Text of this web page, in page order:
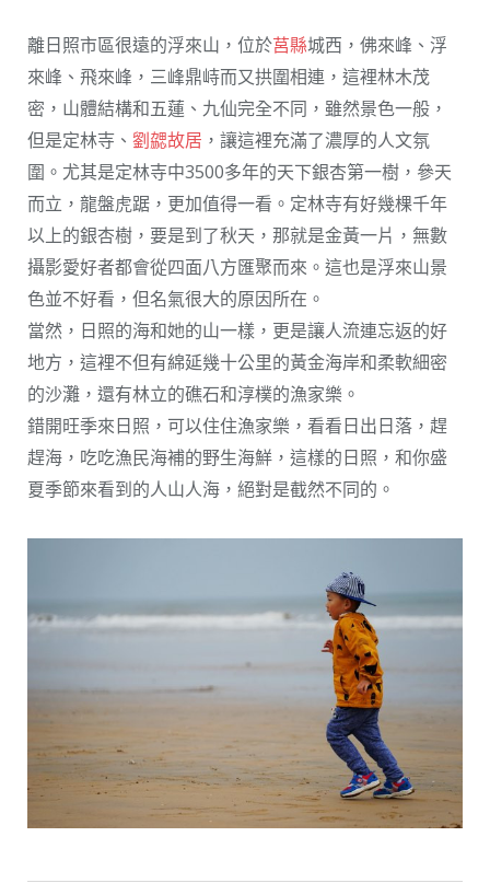
離日照市區很遠的浮來山，位於莒縣城西，佛來峰、浮
來峰、飛來峰，三峰鼎峙而又拱圍相連，這裡林木茂
密，山體結構和五蓮、九仙完全不同，雖然景色一般，
但是定林寺、 劉勰故居 ，讓這裡充滿了濃厚的人文氛
圍。尤其是定林寺中3500多年的天下銀杏第一樹，參天
而立，龍盤虎踞，更加值得一看。定林寺有好幾棵千年
以上的銀杏樹，要是到了秋天，那就是金黃一片，無數
攝影愛好者都會從四面八方匯聚而來。這也是浮來山景
色並不好看，但名氣很大的原因所在。
當然，日照的海和她的山一樣，更是讓人流連忘返的好
地方，這裡不但有綿延幾十公里的黃金海岸和柔軟細密
的沙灘，還有林立的礁石和淳樸的漁家樂。
錯開旺季來日照，可以住住漁家樂，看看日出日落，趕
趕海，吃吃漁民海補的野生海鮮，這樣的日照，和你盛
夏季節來看到的人山人海，絕對是截然不同的。